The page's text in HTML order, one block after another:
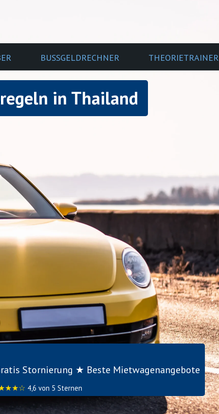
BUSSGELDRECHNER THEORIETRAINER
in Thailand
Stornierung ★ Beste Mietwagenangebote
4,6 von 5 Sternen